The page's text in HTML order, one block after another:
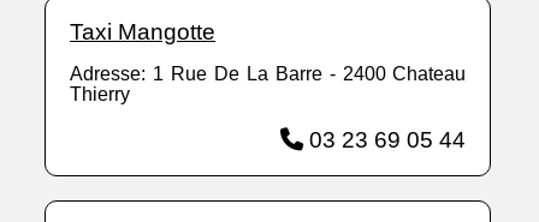
Taxi Mangotte
Adresse: 1 Rue De La Barre - 2400 Chateau
Thierry
03 23 69 05 44